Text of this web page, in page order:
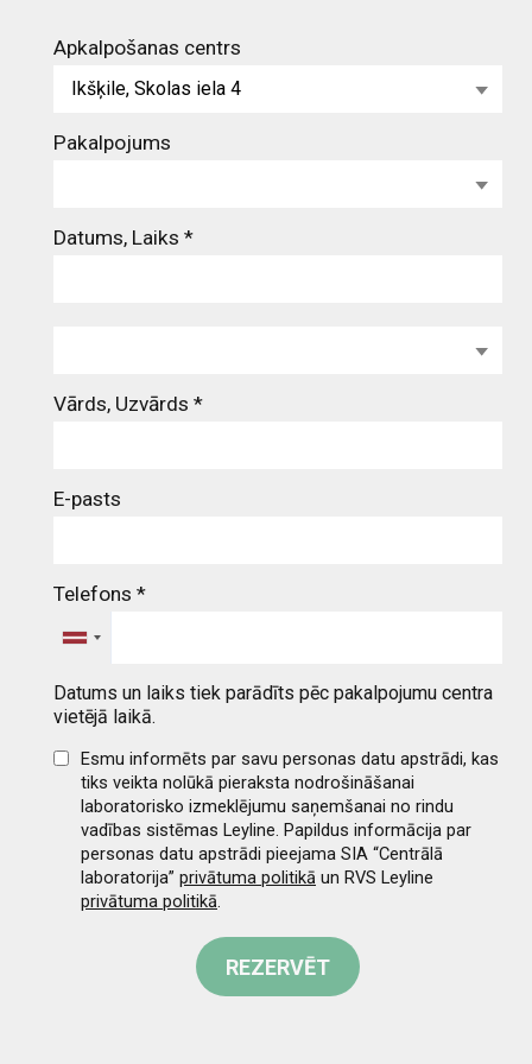
Apkalpošanas centrs
Ikšķile, Skolas iela 4
Pakalpojums
Datums, Laiks *
Vārds, Uzvārds *
E-pasts
Telefons *
Datums un laiks tiek parādīts pēc pakalpojumu centra
vietējā laikā.
Esmu informēts par savu personas datu apstrādi, kas
tiks veikta nolūkā pieraksta nodrošināšanai
laboratorisko izmeklējumu saņemšanai no rindu
vadības sistēmas Leyline. Papildus informācija par
personas datu apstrādi pieejama SIA “Centrālā
laboratorija” privātuma politikā un RVS Leyline
privātuma politikā.
REZERVĒT